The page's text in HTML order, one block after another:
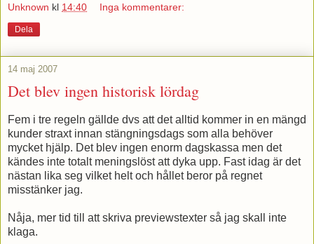
Unknown kl 14:40 Inga kommentarer:
Dela
14 maj 2007
Det blev ingen historisk lördag
Fem i tre regeln gällde dvs att det alltid kommer in en mängd
kunder straxt innan stängningsdags som alla behöver
mycket hjälp. Det blev ingen enorm dagskassa men det
kändes inte totalt meningslöst att dyka upp. Fast idag är det
nästan lika seg vilket helt och hållet beror på regnet
misstänker jag.
Nåja, mer tid till att skriva previewstexter så jag skall inte
klaga.